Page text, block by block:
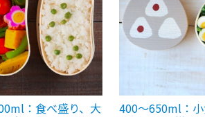
：食べ盛り、大 400～650ml：小